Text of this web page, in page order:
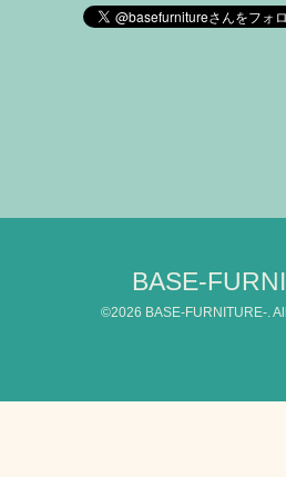
BASE-
©2026 BASE-FURNITURE-.